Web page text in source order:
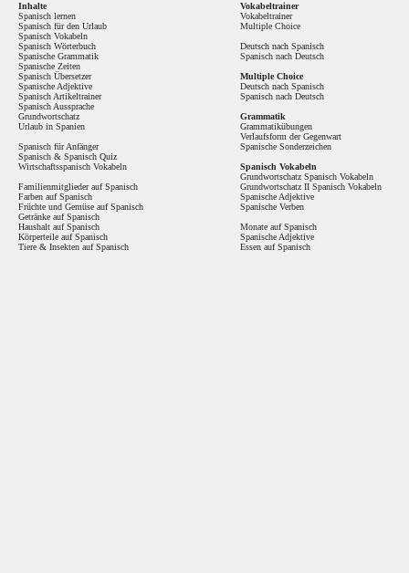
Inhalte
Spanisch lernen
Spanisch für den Urlaub
Spanisch Vokabeln
Spanisch Wörterbuch
Spanische Grammatik
Spanische Zeiten
Spanisch Übersetzer
Spanische Adjektive
Spanisch Artikeltrainer
Spanisch Aussprache
Grundwortschatz
Urlaub in Spanien
Spanisch für Anfänger
Spanisch & Spanisch Quiz
Wirtschaftsspanisch Vokabeln
Familienmitglieder auf Spanisch
Farben auf Spanisch
Früchte und Gemüse auf Spanisch
Getränke auf Spanisch
Haushalt auf Spanisch
Körperteile auf Spanisch
Tiere & Insekten auf Spanisch
Vokabeltrainer
Vokabeltrainer
Multiple Choice
Deutsch nach Spanisch
Spanisch nach Deutsch
Multiple Choice
Deutsch nach Spanisch
Spanisch nach Deutsch
Grammatik
Grammatikübungen
Verlaufsform der Gegenwart
Spanische Sonderzeichen
Spanisch Vokabeln
Grundwortschatz Spanisch Vokabeln
Grundwortschatz II Spanisch Vokabeln
Spanische Adjektive
Spanische Verben
Monate auf Spanisch
Spanische Adjektive
Essen auf Spanisch